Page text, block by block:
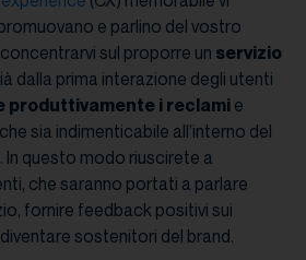
e parlino del vostro
sul proporre un servizio
dalla prima interazione degli utenti
produttivamente i reclami e
sia indimenticabile all’interno del
questo modo riuscirete a
che saranno portati a parlare
fornire feedback positivi sui
sostenitori del brand.